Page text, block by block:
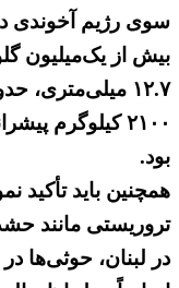
۲۱۰۰ کیلوگرم
بود.
همچنین باید تأکید
تروریستی مانند
در لبنان، حوثی‌ها